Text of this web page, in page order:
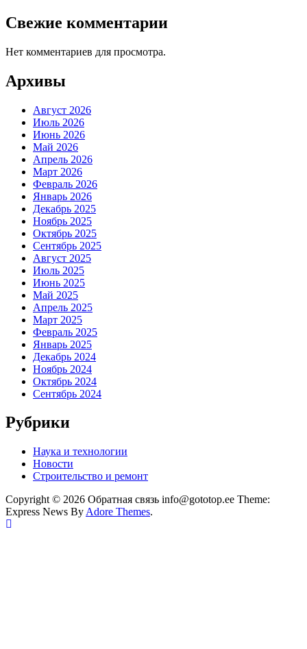
Свежие комментарии
Нет комментариев для просмотра.
Архивы
Август 2026
Июль 2026
Июнь 2026
Май 2026
Апрель 2026
Март 2026
Февраль 2026
Январь 2026
Декабрь 2025
Ноябрь 2025
Октябрь 2025
Сентябрь 2025
Август 2025
Июль 2025
Июнь 2025
Май 2025
Апрель 2025
Март 2025
Февраль 2025
Январь 2025
Декабрь 2024
Ноябрь 2024
Октябрь 2024
Сентябрь 2024
Рубрики
Наука и технологии
Новости
Строительство и ремонт
Copyright © 2026 Обратная связь info@gototop.ee Theme:
Express News By Adore Themes.